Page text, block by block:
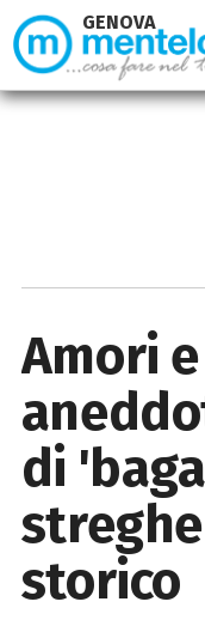
Amori
di
storico
GENOVA